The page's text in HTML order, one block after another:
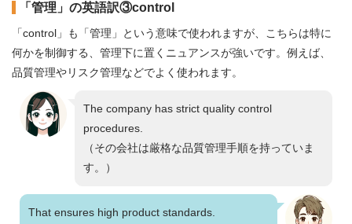
「管理」の英語訳③control
「control」も「管理」という意味で使われますが、こちらは特に
何かを制御する、管理下に置くニュアンスが強いです。例えば、
品質管理やリスク管理などでよく使われます。
The company has strict quality control
procedures.
（その会社は厳格な品質管理手順を持っていま
す。）
That ensures high product standards.